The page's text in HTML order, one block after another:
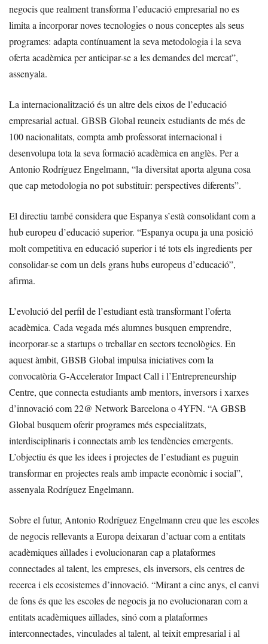
negocis que realment transforma l’educació empresarial no es
limita a incorporar noves tecnologies o nous conceptes als seus
programes: adapta contínuament la seva metodologia i la seva
oferta acadèmica per anticipar-se a les demandes del mercat”,
assenyala.
La internacionalització és un altre dels eixos de l’educació
empresarial actual. GBSB Global reuneix estudiants de més de
100 nacionalitats, compta amb professorat internacional i
desenvolupa tota la seva formació acadèmica en anglès. Per a
Antonio Rodríguez Engelmann, “la diversitat aporta alguna cosa
que cap metodologia no pot substituir: perspectives diferents”.
El directiu també considera que Espanya s’està consolidant com a
hub europeu d’educació superior. “Espanya ocupa ja una posició
molt competitiva en educació superior i té tots els ingredients per
consolidar-se com un dels grans hubs europeus d’educació”,
afirma.
L’evolució del perfil de l’estudiant està transformant l’oferta
acadèmica. Cada vegada més alumnes busquen emprendre,
incorporar-se a startups o treballar en sectors tecnològics. En
aquest àmbit, GBSB Global impulsa iniciatives com la
convocatòria G-Accelerator Impact Call i l’Entrepreneurship
Centre, que connecta estudiants amb mentors, inversors i xarxes
d’innovació com 22@ Network Barcelona o 4YFN. “A GBSB
Global busquem oferir programes més especialitzats,
interdisciplinaris i connectats amb les tendències emergents.
L’objectiu és que les idees i projectes de l’estudiant es puguin
transformar en projectes reals amb impacte econòmic i social”,
assenyala Rodríguez Engelmann.
Sobre el futur, Antonio Rodríguez Engelmann creu que les escoles
de negocis rellevants a Europa deixaran d’actuar com a entitats
acadèmiques aïllades i evolucionaran cap a plataformes
connectades al talent, les empreses, els inversors, els centres de
recerca i els ecosistemes d’innovació. “Mirant a cinc anys, el canvi
de fons és que les escoles de negocis ja no evolucionaran com a
entitats acadèmiques aïllades, sinó com a plataformes
interconnectades, vinculades al talent, al teixit empresarial i al